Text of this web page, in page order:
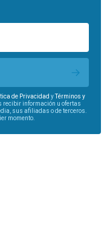
de Privacidad yTérminos y
recibir información u ofertas
sus afiliadas o de terceros.
momento.